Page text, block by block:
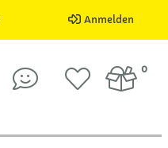
Anmelden
0